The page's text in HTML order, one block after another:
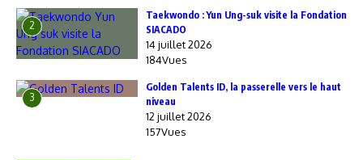
2
Taekwondo : Yun Ung-suk visite la Fondation
SIACADO
14 juillet 2026
184Vues
3
Golden Talents ID, la passerelle vers le haut
niveau
12 juillet 2026
157Vues